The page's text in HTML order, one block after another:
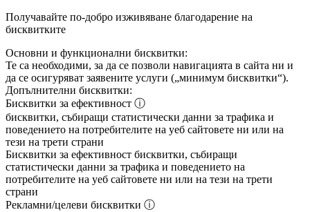
Получавайте по-добро изживяване благодарение на
бисквитките
Основни и функционални бисквитки:
Те са необходими, за да се позволи навигацията в сайта ни и
да се осигуряват заявените услуги („минимум бисквитки“).
Допълнителни бисквитки:
Бисквитки за ефективност ⓘ
бисквитки, събиращи статистически данни за трафика и
поведението на потребителите на уеб сайтовете ни или на
тези на трети страни
Бисквитки за ефективност бисквитки, събиращи
статистически данни за трафика и поведението на
потребителите на уеб сайтовете ни или на тези на трети
страни
Рекламни/целеви бисквитки ⓘ